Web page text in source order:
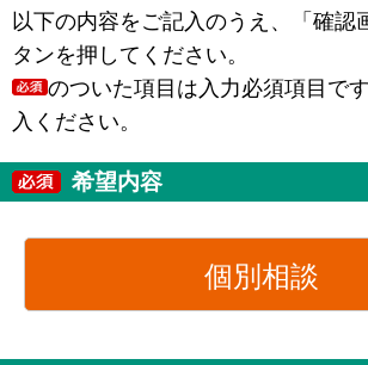
以下の内容をご記入のうえ、「確認
タンを押してください。
のついた項目は入力必須項目で
入ください。
希望内容
個別相談